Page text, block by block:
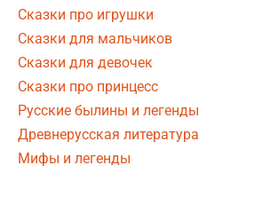
Сказки про игрушки
Сказки для мальчиков
Сказки для девочек
Сказки про принцесс
Русские былины и легенды
Древнерусская литература
Мифы и легенды